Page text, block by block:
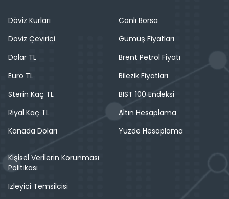
Döviz Kurları
Döviz Çevirici
Dolar TL
Euro TL
Sterin Kaç TL
Riyal Kaç TL
Kanada Doları
Canlı Borsa
Gümüş Fiyatları
Brent Petrol Fiyatı
Bilezik Fiyatları
BIST 100 Endeksi
Altın Hesaplama
Yüzde Hesaplama
Kişisel Verilerin Korunması
Politikası
İzleyici Temsilcisi